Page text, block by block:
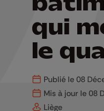
qui
le
Publié le 08
Mis à jour le 08
Liège